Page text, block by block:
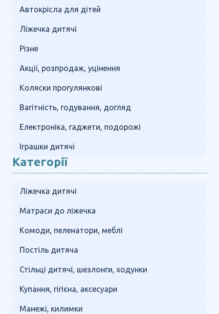
Автокрісла для дітей
Ліжечка дитячі
Різне
Акції, розпродаж, уцінення
Коляски прогулянкові
Вагітність, годування, догляд
Електроніка, гаджети, подорожі
Іграшки дитячі
Категорії
Ліжечка дитячі
Матраси до ліжечка
Комоди, пеленатори, меблі
Постіль дитяча
Стільці дитячі, шезлонги, ходунки
Купання, гігієна, аксесуари
Манежі, килимки